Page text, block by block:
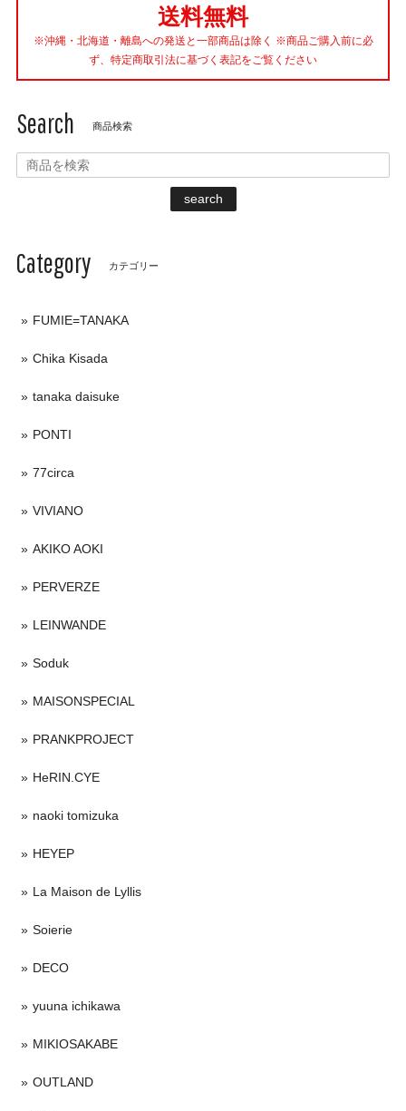
送料無料
※沖縄・北海道・離島への発送と一部商品は除く ※商品ご購入前に必
ず、特定商取引法に基づく表記をご覧ください
Search 商品検索
search
Category カテゴリー
FUMIE=TANAKA
Chika Kisada
tanaka daisuke
PONTI
77circa
VIVIANO
AKIKO AOKI
PERVERZE
LEINWANDE
Soduk
MAISONSPECIAL
PRANKPROJECT
HeRIN.CYE
naoki tomizuka
HEYEP
La Maison de Lyllis
Soierie
DECO
yuuna ichikawa
MIKIOSAKABE
OUTLAND